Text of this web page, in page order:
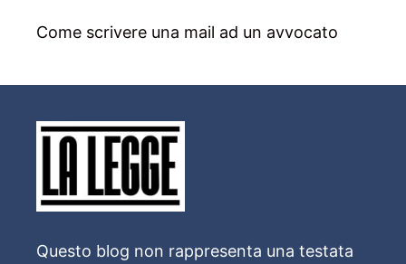
Come scrivere una mail ad un avvocato
Questo blog non rappresenta una testata